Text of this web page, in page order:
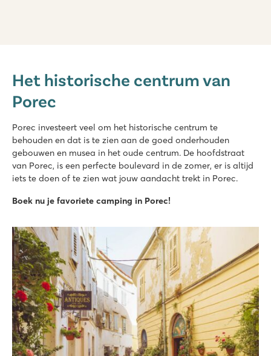
Kroatië - Kroatische kust - Istrië - Poreč
★ ★ ★
Groot zwembadcomplex met meerdere glijbanen
Accommodaties vlakbij familiezwembad
20 autominuten van Poreč
Bijela Uvala
Bijela Uvala
Kroatië - Kroatische kust - Istrië - Poreč
3 mooie zwembadcomplexen met nieuwe glijbanen
Leuke restaurants en barretjes op de camping
Toeristentreintje naar het leuke dorpje Porec
Park Umag
Park Umag
Kroatië - Kroatische kust - Istrië - Umag
★ ★ ★
Het historische centrum van
Porec
Porec investeert veel om het historische centrum te
behouden en dat is te zien aan de goed onderhouden
gebouwen en musea in het oude centrum. De hoofdstraat
van Porec, is een perfecte boulevard in de zomer, er is altijd
iets te doen of te zien wat jouw aandacht trekt in Porec.
Boek nu je favoriete camping in Porec!